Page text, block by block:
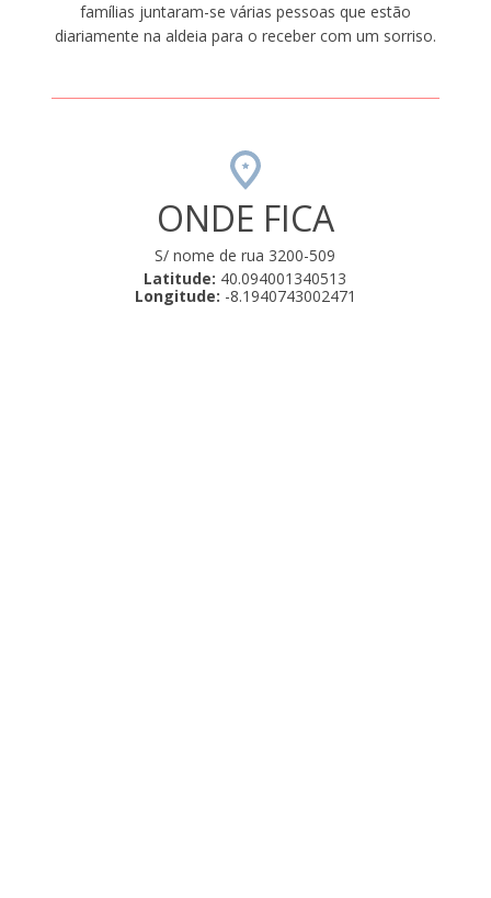
famílias juntaram-se várias pessoas que estão
diariamente na aldeia para o receber com um sorriso.
ONDE FICA
S/ nome de rua 3200-509
Latitude: 40.094001340513
Longitude: -8.1940743002471